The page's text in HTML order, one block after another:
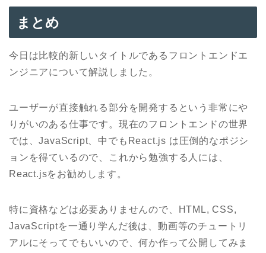
まとめ
今日は比較的新しいタイトルであるフロントエンドエ
ンジニアについて解説しました。
ユーザーが直接触れる部分を開発するという非常にや
りがいのある仕事です。現在のフロントエンドの世界
では、JavaScript、中でもReact.js は圧倒的なポジシ
ョンを得ているので、これから勉強する人には、
React.jsをお勧めします。
特に資格などは必要ありませんので、HTML, CSS,
JavaScriptを一通り学んだ後は、動画等のチュートリ
アルにそってでもいいので、何か作って公開してみま